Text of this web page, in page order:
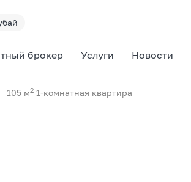
брокер Услуги Новости
105 м2 1-комнатная квартира